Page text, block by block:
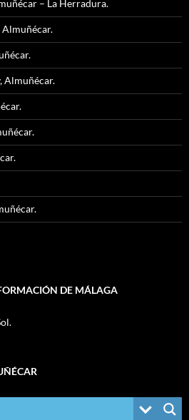
– La Herradura.
Almuñécar.
DE MÁLAGA